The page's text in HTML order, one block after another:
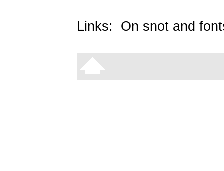
Links: On snot and